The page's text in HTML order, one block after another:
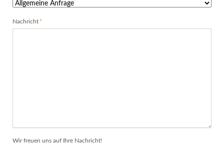
Pflichtfeld
Nachricht *
Wir freuen uns auf Ihre Nachricht!